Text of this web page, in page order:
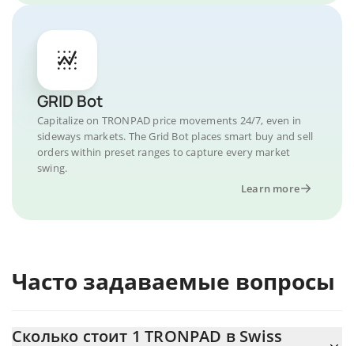
GRID Bot
Capitalize on TRONPAD price movements 24/7, even in
sideways markets. The Grid Bot places smart buy and sell
orders within preset ranges to capture every market
swing.
Learn more
Часто задаваемые вопросы
Сколько стоит 1 TRONPAD в Swiss